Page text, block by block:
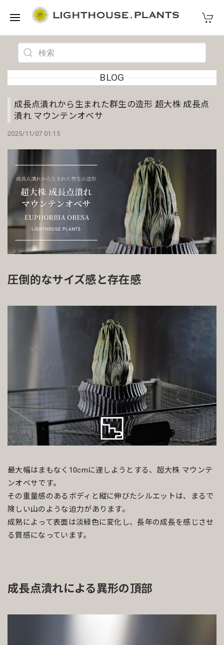
BLOG
成長点潰れから生まれた群生の造形 超大株 成長点
潰れ マウンテンオベサ
2025/11/07 01:15
圧倒的なサイズ感と存在感
最大幅はまもなく10cmに達しようとする、超大株 マウンテ
ンオベサです。
その重量感のあるボディと縦に伸びたシルエットは、まるで
険しい山のような迫力があります。
成熟によって表面は淡緑色に変化し、長年の成長を感じさせ
る質感になっています。
成長点潰れによる異形の頂部